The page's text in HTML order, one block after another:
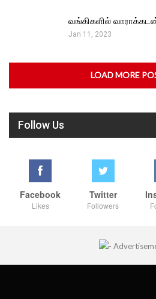
வங்கிகளில்
Jan 11, 2023
LOAD MORE
Follow Us
Facebook
Likes
Twitter
Followers